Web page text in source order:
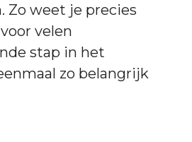
Zo weet je precies
velen
stap in het
zo belangrijk